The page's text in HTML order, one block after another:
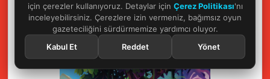
için çerezler kullanıyoruz. Detaylar için Çerez Politikası'nı
inceleyebilirsiniz. Çerezlere izin vermeniz, bağımsız oyun
gazeteciliğini sürdürmemize yardımcı oluyor.
Kabul Et
Reddet Yönet